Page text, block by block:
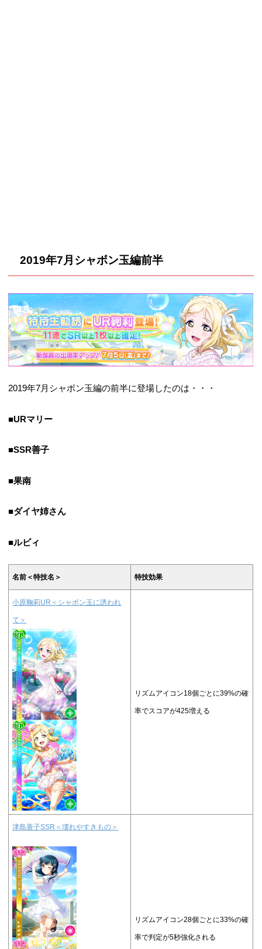
2019年7月シャボン玉編前半
2019年7月シャボン玉編の前半に登場したのは・・・
■URマリー
■SSR善子
■果南
■ダイヤ姉さん
■ルビィ
名前＜特技名＞ 特技効果
小原鞠莉UR＜シャボン玉に誘われ
て＞
リズムアイコン18個ごとに39%の確
率でスコアが425増える
津島善子SSR＜壊れやすきもの＞
リズムアイコン28個ごとに33%の確
率で判定が5秒強化される